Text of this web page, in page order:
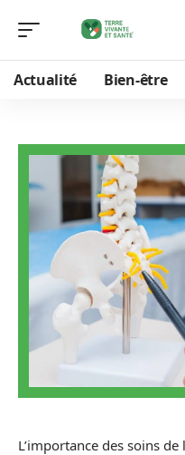
Actualité Bien-être
L’importance des soins